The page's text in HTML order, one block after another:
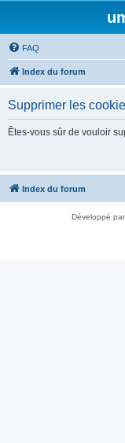
FAQ
Index du forum
Supprimer les
Êtes-vous sûr de vouloir
Index du forum
Développé par